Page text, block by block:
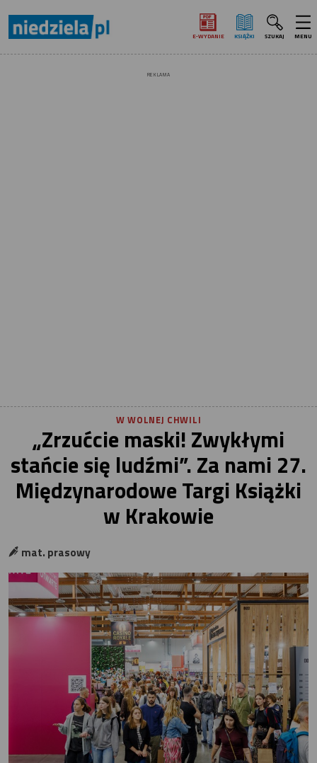
E‑WYDANIE KSIĄŻKI SZUKAJ MENU
REKLAMA
W WOLNEJ CHWILI
„Zrzućcie maski! Zwykłymi
stańcie się ludźmi”. Za nami 27.
Międzynarodowe Targi Książki
w Krakowie
mat. prasowy